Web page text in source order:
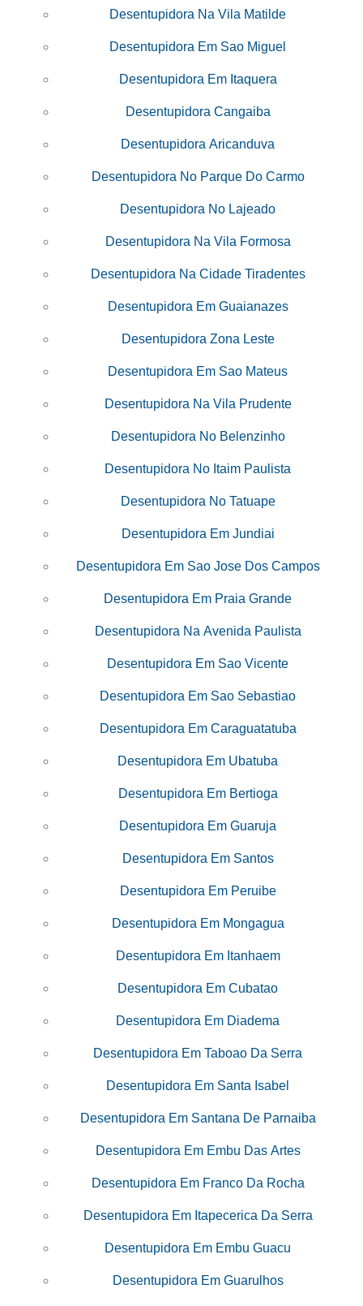
Desentupidora Na Vila Matilde
Desentupidora Em Sao Miguel
Desentupidora Em Itaquera
Desentupidora Cangaiba
Desentupidora Aricanduva
Desentupidora No Parque Do Carmo
Desentupidora No Lajeado
Desentupidora Na Vila Formosa
Desentupidora Na Cidade Tiradentes
Desentupidora Em Guaianazes
Desentupidora Zona Leste
Desentupidora Em Sao Mateus
Desentupidora Na Vila Prudente
Desentupidora No Belenzinho
Desentupidora No Itaim Paulista
Desentupidora No Tatuape
Desentupidora Em Jundiai
Desentupidora Em Sao Jose Dos Campos
Desentupidora Em Praia Grande
Desentupidora Na Avenida Paulista
Desentupidora Em Sao Vicente
Desentupidora Em Sao Sebastiao
Desentupidora Em Caraguatatuba
Desentupidora Em Ubatuba
Desentupidora Em Bertioga
Desentupidora Em Guaruja
Desentupidora Em Santos
Desentupidora Em Peruibe
Desentupidora Em Mongagua
Desentupidora Em Itanhaem
Desentupidora Em Cubatao
Desentupidora Em Diadema
Desentupidora Em Taboao Da Serra
Desentupidora Em Santa Isabel
Desentupidora Em Santana De Parnaiba
Desentupidora Em Embu Das Artes
Desentupidora Em Franco Da Rocha
Desentupidora Em Itapecerica Da Serra
Desentupidora Em Embu Guacu
Desentupidora Em Guarulhos